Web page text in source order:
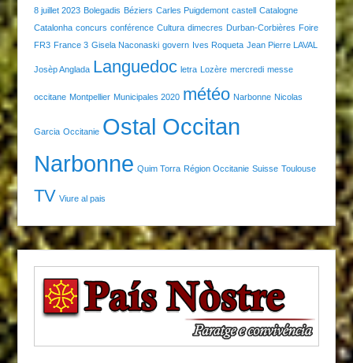
8 juillet 2023 Bolegadis Béziers Carles Puigdemont castell Catalogne
Catalonha concurs conférence Cultura dimecres Durban-Corbières Foire
FR3 France 3 Gisela Naconaski govern Ives Roqueta Jean Pierre LAVAL
Josèp Anglada Languedoc letra Lozère mercredi messe
occitane Montpellier Municipales 2020 météo Narbonne Nicolas
Garcia Occitanie Ostal Occitan
Narbonne Quim Torra Région Occitanie Suisse Toulouse
TV Viure al pais